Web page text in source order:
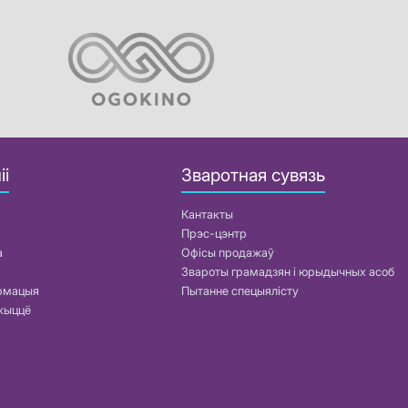
Зваротная сувязь
Кантакты
Прэс-цэнтр
Офісы продажаў
Звароты грамадзян і юрыдычных асоб
Пытанне спецыялісту